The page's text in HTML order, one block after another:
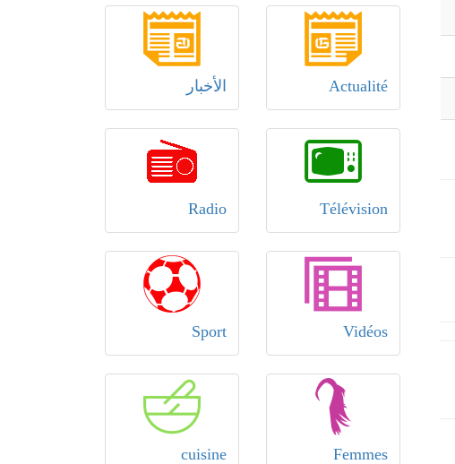
Actualité الأخبار
Télévision
Radio
Vidéos
Sport
Femmes
cuisine